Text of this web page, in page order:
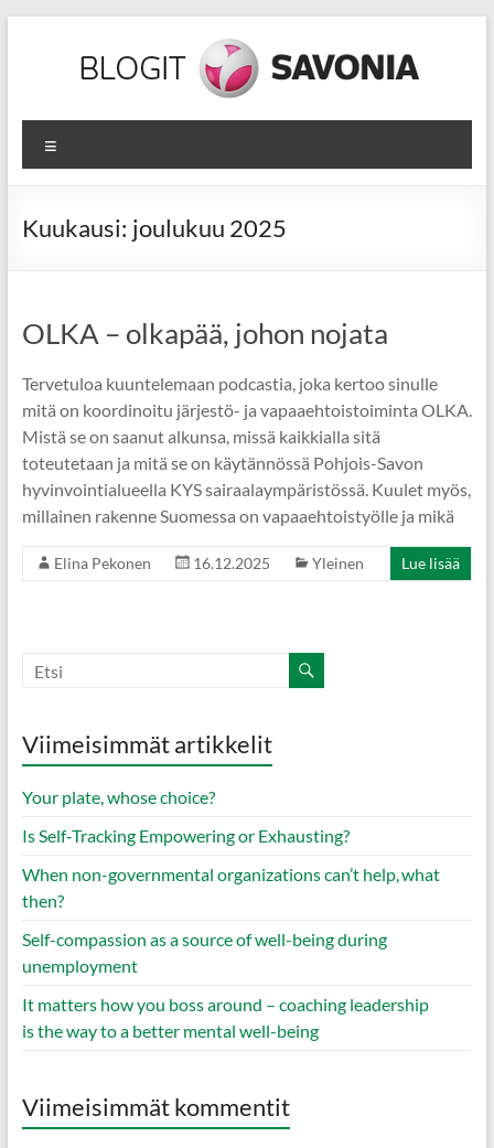
Hyvinvoinnin
lähteillä
yhteisön
parhaaksi!
Kuukausi: joulukuu 2025
OLKA – olkapää, johon nojata
Tervetuloa kuuntelemaan podcastia, joka kertoo sinulle
mitä on koordinoitu järjestö- ja vapaaehtoistoiminta OLKA.
Mistä se on saanut alkunsa, missä kaikkialla sitä
toteutetaan ja mitä se on käytännössä Pohjois-Savon
hyvinvointialueella KYS sairaalaympäristössä. Kuulet myös,
millainen rakenne Suomessa on vapaaehtoistyölle ja mikä
Elina Pekonen 16.12.2025 Yleinen Lue lisää
Viimeisimmät artikkelit
Your plate, whose choice?
Is Self‑Tracking Empowering or Exhausting?
When non-governmental organizations can’t help, what
then?
Self-compassion as a source of well-being during
unemployment
It matters how you boss around – coaching leadership
is the way to a better mental well-being
Viimeisimmät kommentit